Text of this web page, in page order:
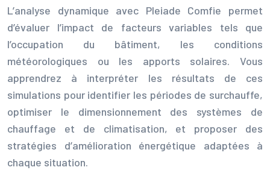
L’analyse dynamique avec Pleiade Comfie permet
d’évaluer l’impact de facteurs variables tels que
l’occupation du bâtiment, les conditions
météorologiques ou les apports solaires. Vous
apprendrez à interpréter les résultats de ces
simulations pour identifier les périodes de surchauffe,
optimiser le dimensionnement des systèmes de
chauffage et de climatisation, et proposer des
stratégies d’amélioration énergétique adaptées à
chaque situation.